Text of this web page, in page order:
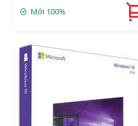
Mới 100%